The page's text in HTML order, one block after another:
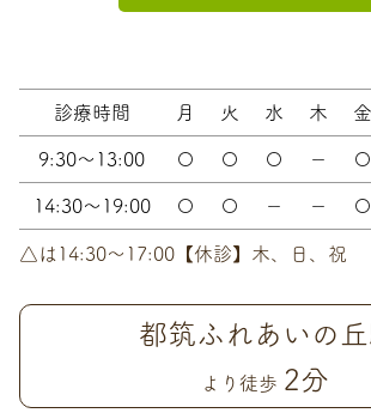
診療時間 月 火 水 木 金
9:30～13:00 〇 〇 〇 － 〇
14:30～19:00 〇 〇 － － 〇
△は14:30〜17:00【休診】木、日、祝
都筑ふれあいの
より徒歩 2分